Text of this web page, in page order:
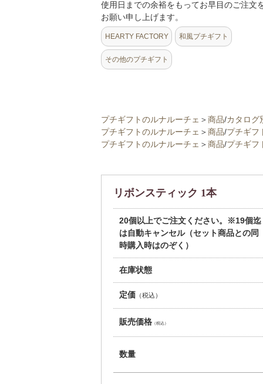
使用日までの余裕をもってお早目のご注文
お願い申し上げます。
HEARTY FACTORY 和風プチギフト
その他のプチギフト
プチギフトのルナルーチェ ＞商品/カタログ
プチギフトのルナルーチェ ＞商品/プチギフ
プチギフトのルナルーチェ ＞商品/プチギフ
リボンスティック 1本
20個以上でご注文ください。※19個迄
は自動キャンセル（セット商品との同
時購入時はのぞく）
在庫状態
定価 （税込）
販売価格（税込）
数量